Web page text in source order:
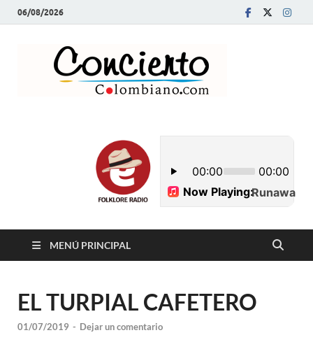
06/08/2026
MENÚ PRINCIPAL
EL TURPIAL CAFETERO
01/07/2019 - Dejar un comentario